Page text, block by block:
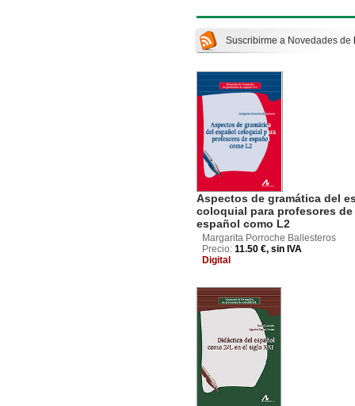
Suscribirme a Novedades de
Aspectos de gramática del
coloquial para profesores de
español como L2
Margarita Porroche Ballesteros
Precio: 11.50 €, sin IVA
Digital